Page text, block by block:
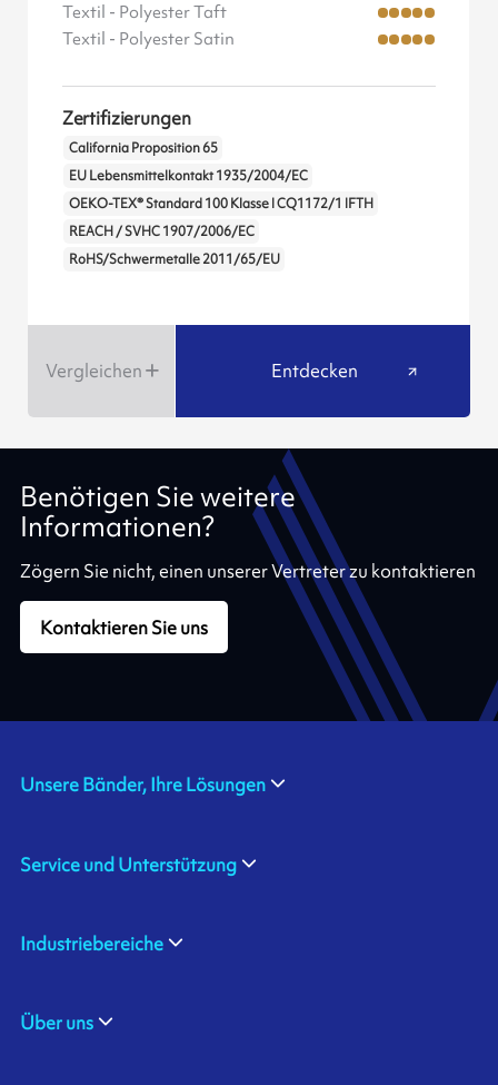
Textil - Polyester Taft
Textil - Polyester Satin
Zertifizierungen
California Proposition 65
EU Lebensmittelkontakt 1935/2004/EC
OEKO-TEX® Standard 100 Klasse I CQ1172/1 IFTH
REACH / SVHC 1907/2006/EC
RoHS/Schwermetalle 2011/65/EU
Vergleichen Entdecken
Benötigen Sie weitere
Informationen?
Zögern Sie nicht, einen unserer Vertreter zu kontaktieren
Kontaktieren Sie uns
Unsere Bänder, Ihre Lösungen
Service und Unterstützung
Industriebereiche
Über uns